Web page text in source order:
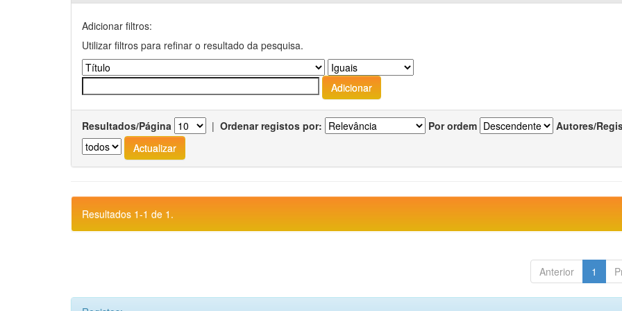
Adicionar filtros:
Utilizar filtros para refinar o resultado da pesquisa.
Resultados/Página | Ordenar registos por: Por ordem Autores/
Resultados 1-1 de 1.
Anterior 1